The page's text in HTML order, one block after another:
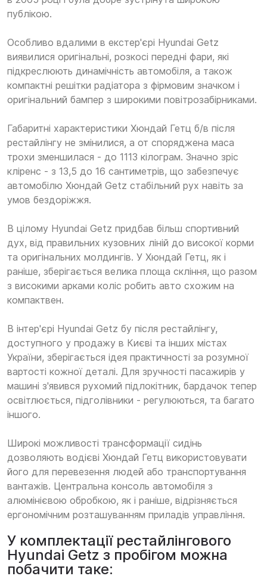
публікою.
Особливо вдалими в екстер'єрі Hyundai Getz
виявилися оригінальні, розкосі передні фари, які
підкреслюють динамічність автомобіля, а також
компактні решітки радіатора з фірмовим значком і
оригінальний бампер з широкими повітрозабірниками.
Габаритні характеристики Хюндай Гетц б/в після
рестайлінгу не змінилися, а от споряджена маса
трохи зменшилася - до 1113 кілограм. Значно зріс
кліренс - з 13,5 до 16 сантиметрів, що забезпечує
автомобілю Хюндай Getz стабільний рух навіть за
умов бездоріжжя.
В цілому Hyundai Getz придбав більш спортивний
дух, від правильних кузовних ліній до високої корми
та оригінальних молдингів. У Хюндай Гетц, як і
раніше, зберігається велика площа скління, що разом
з високими арками коліс робить авто схожим на
компактвен.
В інтер'єрі Hyundai Getz бу після рестайлінгу,
доступного у продажу в Києві та інших містах
України, зберігається ідея практичності за розумної
вартості кожної деталі. Для зручності пасажирів у
машині з'явився рухомий підлокітник, бардачок тепер
освітлюється, підголівники - регулюються, та багато
іншого.
Широкі можливості трансформації сидінь
дозволяють водієві Хюндай Гетц використовувати
його для перевезення людей або транспортування
вантажів. Центральна консоль автомобіля з
алюмінієвою обробкою, як і раніше, відрізняється
ергономічним розташуванням приладів управління.
У комплектації рестайлінгового
Hyundai Getz з пробігом можна
побачити таке: